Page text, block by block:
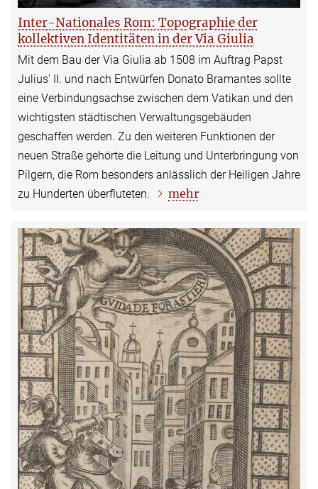
Inter-Nationales Rom: Topographie der
kollektiven Identitäten in der Via Giulia
Mit dem Bau der Via Giulia ab 1508 im Auftrag Papst
Julius' II. und nach Entwürfen Donato Bramantes sollte
eine Verbindungsachse zwischen dem Vatikan und den
wichtigsten städtischen Verwaltungsgebäuden
geschaffen werden. Zu den weiteren Funktionen der
neuen Straße gehörte die Leitung und Unterbringung von
Pilgern, die Rom besonders anlässlich der Heiligen Jahre
zu Hunderten überfluteten.
mehr